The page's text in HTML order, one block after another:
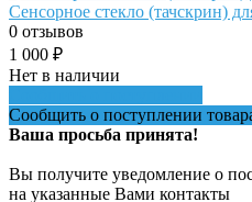
Сенсорное стекло (тачскрин)
0 отзывов
1 000 ₽
Нет в наличии
Сообщить о поступлении
Ваша просьба принята!
Вы получите уведомление о
на указанные Вами контакты